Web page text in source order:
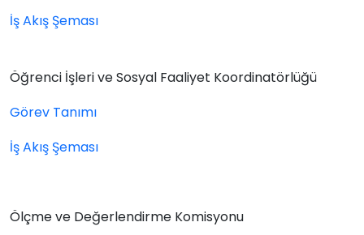
İş Akış Şeması
Öğrenci İşleri ve Sosyal Faaliyet Koordinatörlüğü
Görev Tanımı
İş Akış Şeması
Ölçme ve Değerlendirme Komisyonu